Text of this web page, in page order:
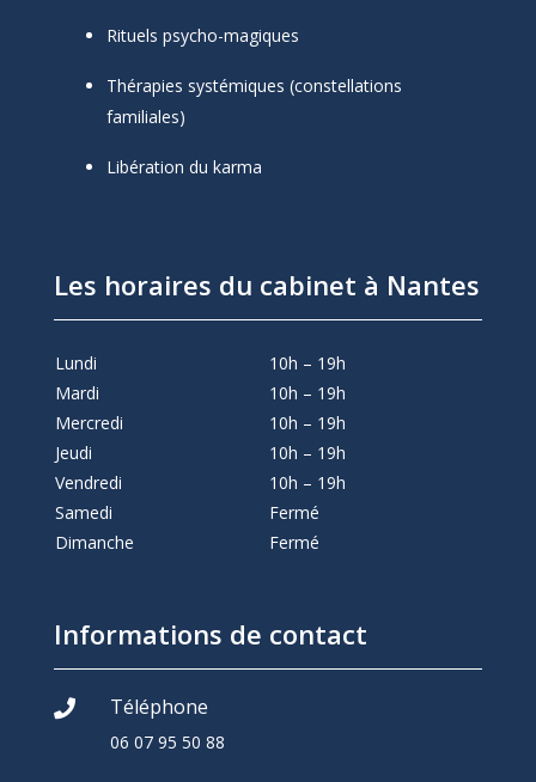
Rituels psycho-magiques
Thérapies systémiques (constellations
familiales)
Libération du karma
Les horaires du cabinet à Nantes
Lundi
10h – 19h
Mardi
10h – 19h
Mercredi
10h – 19h
Jeudi
10h – 19h
Vendredi
10h – 19h
Samedi
Fermé
Dimanche
Fermé
Informations de contact
 Téléphone
06 07 95 50 88